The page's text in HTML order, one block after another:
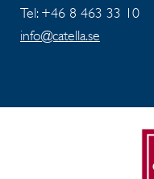
Tel: +46 8 463 33 10
info@catella.se